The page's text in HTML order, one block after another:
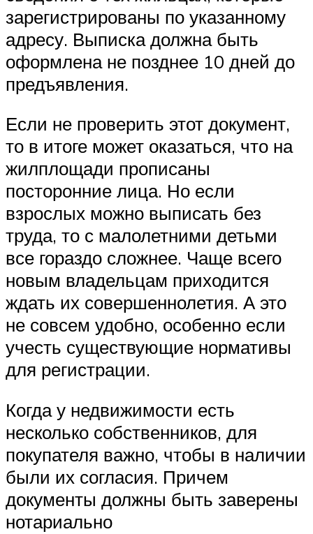
зарегистрированы по указанному
адресу. Выписка должна быть
оформлена не позднее 10 дней до
предъявления.
Если не проверить этот документ,
то в итоге может оказаться, что на
жилплощади прописаны
посторонние лица. Но если
взрослых можно выписать без
труда, то с малолетними детьми
все гораздо сложнее. Чаще всего
новым владельцам приходится
ждать их совершеннолетия. А это
не совсем удобно, особенно если
учесть существующие нормативы
для регистрации.
Когда у недвижимости есть
несколько собственников, для
покупателя важно, чтобы в наличии
были их согласия. Причем
документы должны быть заверены
нотариально